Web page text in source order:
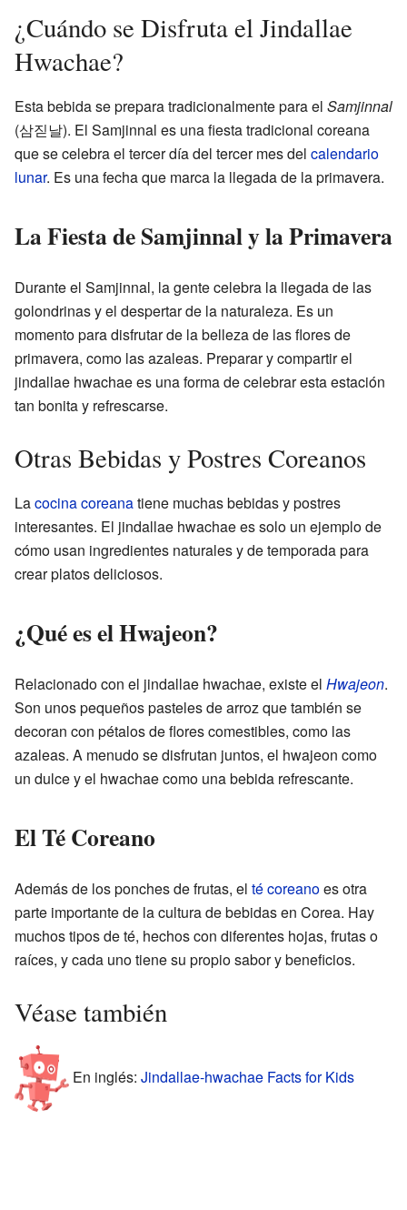
¿Cuándo se Disfruta el Jindallae
Hwachae?
Esta bebida se prepara tradicionalmente para el Samjinnal
(삼짇날). El Samjinnal es una fiesta tradicional coreana
que se celebra el tercer día del tercer mes del calendario
lunar. Es una fecha que marca la llegada de la primavera.
La Fiesta de Samjinnal y la Primavera
Durante el Samjinnal, la gente celebra la llegada de las
golondrinas y el despertar de la naturaleza. Es un
momento para disfrutar de la belleza de las flores de
primavera, como las azaleas. Preparar y compartir el
jindallae hwachae es una forma de celebrar esta estación
tan bonita y refrescarse.
Otras Bebidas y Postres Coreanos
Lacocina coreanatiene muchas bebidas y postres
interesantes. El jindallae hwachae es solo un ejemplo de
cómo usan ingredientes naturales y de temporada para
crear platos deliciosos.
¿Qué es el Hwajeon?
Relacionado con el jindallae hwachae, existe el Hwajeon.
Son unos pequeños pasteles de arroz que también se
decoran con pétalos de flores comestibles, como las
azaleas. A menudo se disfrutan juntos, el hwajeon como
un dulce y el hwachae como una bebida refrescante.
El Té Coreano
Además de los ponches de frutas, el té coreanoes otra
parte importante de la cultura de bebidas en Corea. Hay
muchos tipos de té, hechos con diferentes hojas, frutas o
raíces, y cada uno tiene su propio sabor y beneficios.
Véase también
En inglés: Jindallae-hwachae Facts for Kids